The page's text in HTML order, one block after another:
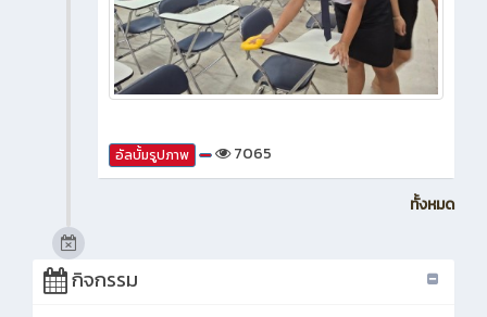
อัลบั้มรูปภาพ 7065
ทั้งหมด
กิจกรรม